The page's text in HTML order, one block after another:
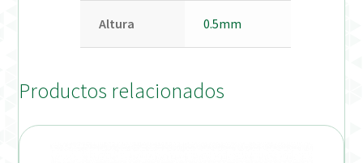
Altura 0.5mm
Productos relacionados